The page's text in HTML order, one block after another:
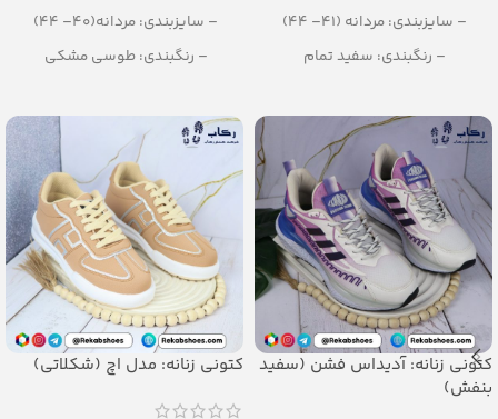
– سایزبندی: مردانه (41– 44)
– رنگبندی: سفید تمام
– سایزبندی: مردانه(40– 44)
– رنگبندی: طوسی مشکی
کتونی زنانه: آدیداس فشن (سفید
بنفش)
کتونی زنانه: مدل اچ (شکلاتی)